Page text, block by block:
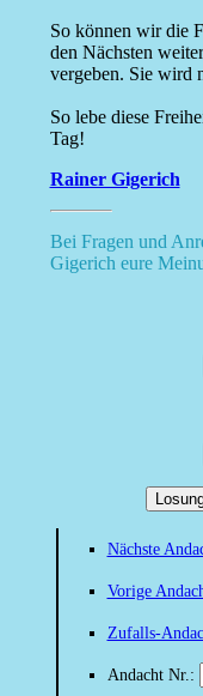
So können wir die
den Nächsten
vergeben. Sie wird
So lebe diese
Tag!
Rainer Gigerich
Bei Fragen und
Gigerich eure
Nächste
Vorige
Zufalls-
Andacht Nr.: